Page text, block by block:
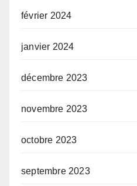
février 2024
janvier 2024
décembre 2023
novembre 2023
octobre 2023
septembre 2023